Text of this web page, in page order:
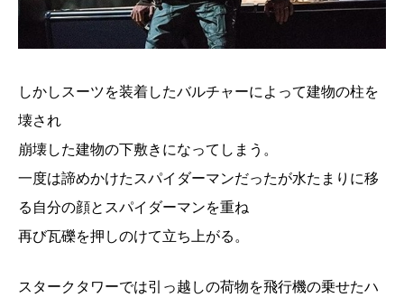
しかしスーツを装着したバルチャーによって建物の柱を
壊され
崩壊した建物の下敷きになってしまう。
一度は諦めかけたスパイダーマンだったが水たまりに移
る自分の顔とスパイダーマンを重ね
再び瓦礫を押しのけて立ち上がる。
スタークタワーでは引っ越しの荷物を飛行機の乗せたハ